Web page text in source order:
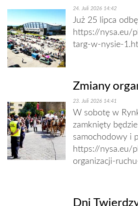
24. Juli 2026 14:42
Już 25 lipca
https://nysa.eu/
targ-w-nysie-
Zmiany
23. Juli 2026 14:41
W sobotę w
zamknięty
samochodowy i
https://nysa.eu/
organizacji-
Dni